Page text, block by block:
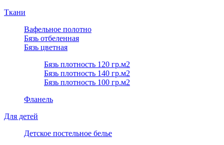
Ткани
Вафельное полотно
Бязь отбеленная
Бязь цветная
Бязь плотность 120 гр.м2
Бязь плотность 140 гр.м2
Бязь плотность 100 гр.м2
Фланель
Для детей
Детское постельное белье